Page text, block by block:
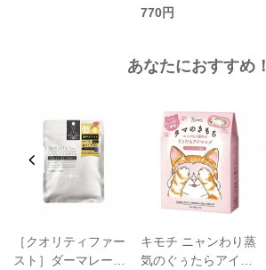
ー スーパー VC100
770円
あなたにおすすめ！
［クオリティファー
スト］ダーマレーザ
キモチ ニャンわり蒸
気のぐぅたらアイマ